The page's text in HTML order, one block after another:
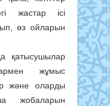
жастар ісі
өз ойларын
қатысушылар
жұмыс
және оларды
жобаларын